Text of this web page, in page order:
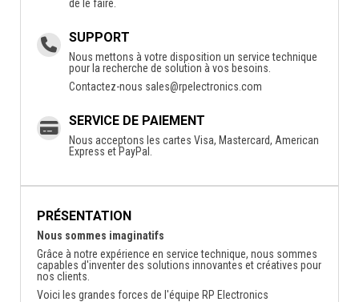
de le faire.
SUPPORT
Nous mettons à votre disposition un service technique
pour la recherche de solution à vos besoins.
Contactez-nous sales@rpelectronics.com
SERVICE DE PAIEMENT
Nous acceptons les cartes Visa, Mastercard, American
Express et PayPal.
PRÉSENTATION
Nous sommes imaginatifs
Grâce à notre expérience en service technique, nous sommes
capables d'inventer des solutions innovantes et créatives pour
nos clients.
Voici les grandes forces de l'équipe RP Electronics